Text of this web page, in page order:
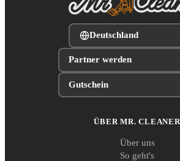
Deutschland
Partner werden
Gutschein
ÜBER MR. CLEANER
Über uns
So geht's